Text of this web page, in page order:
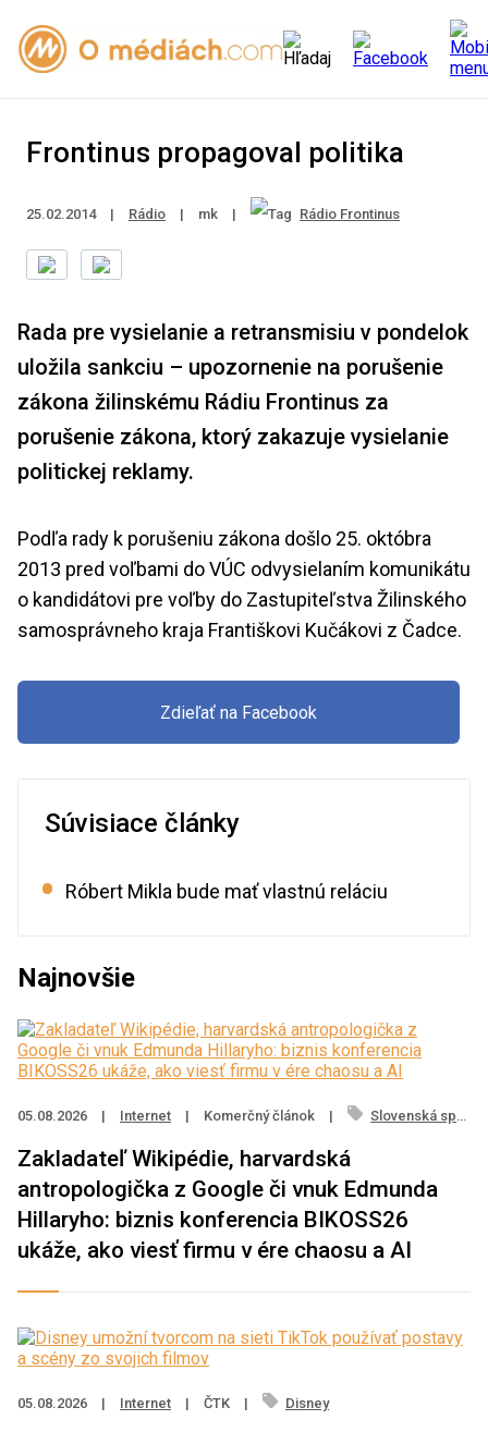
Frontinus propagoval politika
25.02.2014 | Rádio | mk | Rádio Frontinus
Rada pre vysielanie a retransmisiu v pondelok
uložila sankciu – upozornenie na porušenie
zákona žilinskému Rádiu Frontinus za
porušenie zákona, ktorý zakazuje vysielanie
politickej reklamy.
Podľa rady k porušeniu zákona došlo 25. októbra
2013 pred voľbami do VÚC odvysielaním komunikátu
o kandidátovi pre voľby do Zastupiteľstva Žilinského
samosprávneho kraja Františkovi Kučákovi z Čadce.
Zdieľať na Facebook
Súvisiace články
Róbert Mikla bude mať vlastnú reláciu
Najnovšie
05.08.2026 | Internet | Komerčný článok | Slovenská sporiteľňa
Zakladateľ Wikipédie, harvardská
antropologička z Google či vnuk Edmunda
Hillaryho: biznis konferencia BIKOSS26
ukáže, ako viesť firmu v ére chaosu a AI
05.08.2026 | Internet | ČTK | Disney